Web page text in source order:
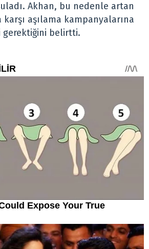
Akhan, bu nedenle artan
karşı aşılama kampanyalarına
gerektiğini belirtti.